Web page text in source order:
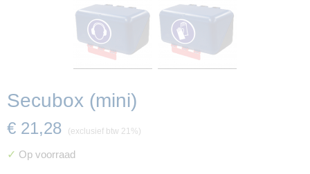
Secubox (mini)
€ 21,28 (exclusief btw 21%)
✓ Op voorraad